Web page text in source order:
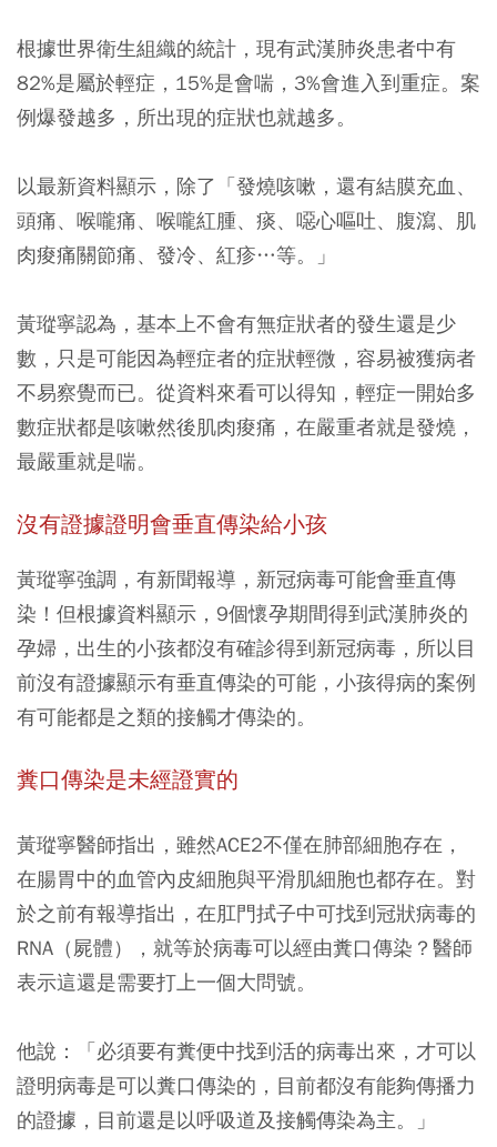
根據世界衛生組織的統計，現有武漢肺炎患者中有
82%是屬於輕症，15%是會喘，3%會進入到重症。案
例爆發越多，所出現的症狀也就越多。
以最新資料顯示，除了「發燒咳嗽，還有結膜充血、
頭痛、喉嚨痛、喉嚨紅腫、痰、噁心嘔吐、腹瀉、肌
肉痠痛關節痛、發冷、紅疹…等。」
黃瑽寧認為，基本上不會有無症狀者的發生還是少
數，只是可能因為輕症者的症狀輕微，容易被獲病者
不易察覺而已。從資料來看可以得知，輕症一開始多
數症狀都是咳嗽然後肌肉痠痛，在嚴重者就是發燒，
最嚴重就是喘。
沒有證據證明會垂直傳染給小孩
黃瑽寧強調，有新聞報導，新冠病毒可能會垂直傳
染！但根據資料顯示，9個懷孕期間得到武漢肺炎的
孕婦，出生的小孩都沒有確診得到新冠病毒，所以目
前沒有證據顯示有垂直傳染的可能，小孩得病的案例
有可能都是之類的接觸才傳染的。
糞口傳染是未經證實的
黃瑽寧醫師指出，雖然ACE2不僅在肺部細胞存在，
在腸胃中的血管內皮細胞與平滑肌細胞也都存在。對
於之前有報導指出，在肛門拭子中可找到冠狀病毒的
RNA（屍體），就等於病毒可以經由糞口傳染？醫師
表示這還是需要打上一個大問號。
他說：「必須要有糞便中找到活的病毒出來，才可以
證明病毒是可以糞口傳染的，目前都沒有能夠傳播力
的證據，目前還是以呼吸道及接觸傳染為主。」